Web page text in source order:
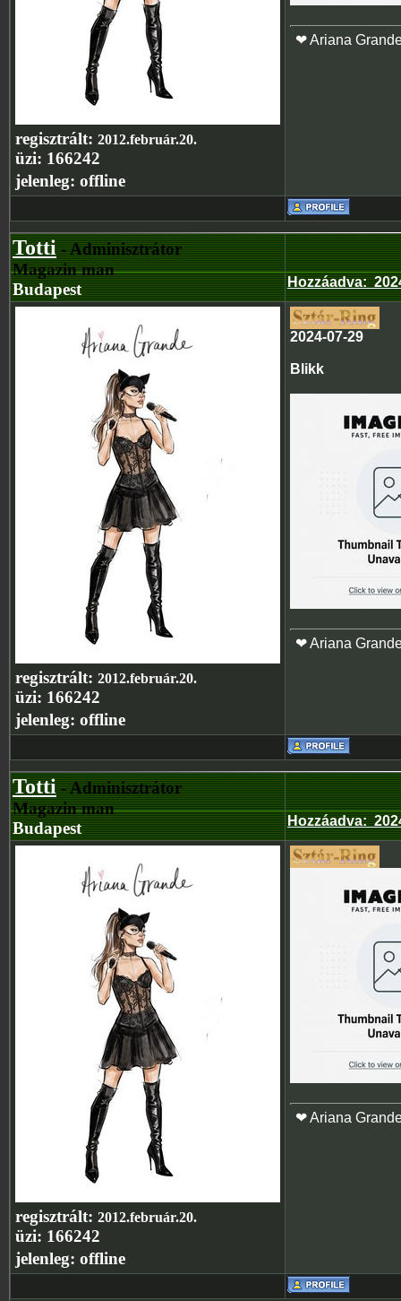
regisztrált: 2012.február.20.
üzi: 166242
jelenleg: offline
❤ Ariana
Totti- Adminisztrátor
Magazin man
Budapest
Hozzáadva:
regisztrált: 2012.február.20.
üzi: 166242
jelenleg: offline
2024-07-29
Blikk
❤ Ariana
Totti- Adminisztrátor
Magazin man
Budapest
Hozzáadva:
regisztrált: 2012.február.20.
üzi: 166242
jelenleg: offline
❤ Ariana